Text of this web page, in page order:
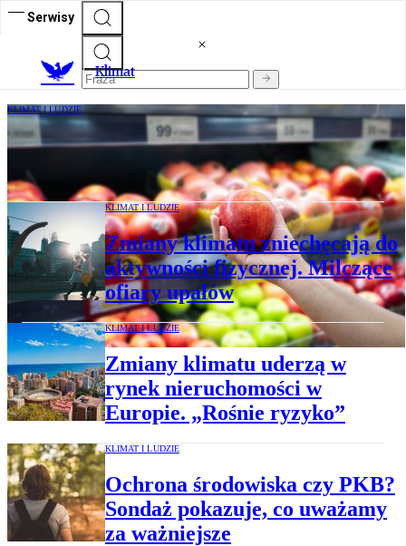
Serwisy
Klimat
KLIMAT I LUDZIE
Jabłko, które przetrwa zmiany klimatu.
Kulisy amerykańskiego projektu Sunflare
KLIMAT I LUDZIE
Zmiany klimatu zniechęcają do
aktywności fizycznej. Milczące
ofiary upałów
KLIMAT I LUDZIE
Zmiany klimatu uderzą w
rynek nieruchomości w
Europie. „Rośnie ryzyko”
KLIMAT I LUDZIE
Ochrona środowiska czy PKB?
Sondaż pokazuje, co uważamy
za ważniejsze